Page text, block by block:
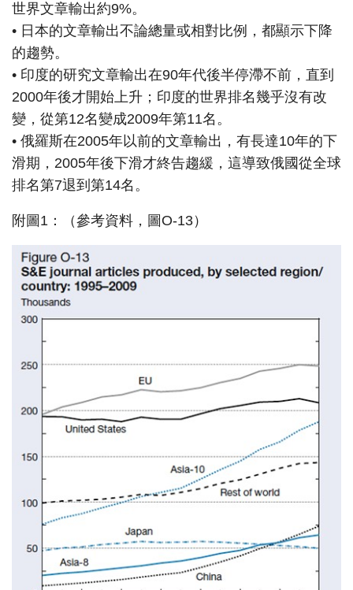
世界文章輸出約9%。
• 日本的文章輸出不論總量或相對比例，都顯示下降
的趨勢。
• 印度的研究文章輸出在90年代後半停滯不前，直到
2000年後才開始上升；印度的世界排名幾乎沒有改
變，從第12名變成2009年第11名。
• 俄羅斯在2005年以前的文章輸出，有長達10年的下
滑期，2005年後下滑才終告趨緩，這導致俄國從全球
排名第7退到第14名。
附圖1：（參考資料，圖O-13）